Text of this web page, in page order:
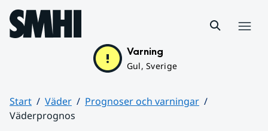
Hoppa till sidans innehåll
Varning
Gul, Sverige
Start Väder
Prognoser och varningar
Väderprognos